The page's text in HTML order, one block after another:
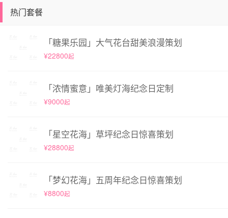
热门套餐
「糖果乐园」大气花台甜美浪漫策划
¥22800起
「浓情蜜意」唯美灯海纪念日定制
¥9000起
「星空花海」草坪纪念日惊喜策划
¥28800起
「梦幻花海」五周年纪念日惊喜策划
¥8800起